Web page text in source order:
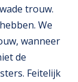
trouw.
We
wanneer
de
Feitelijk